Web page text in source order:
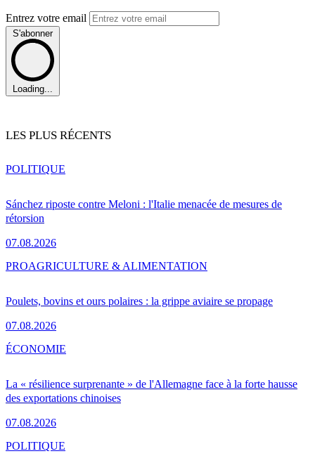
Entrez votre email
S'abonner
Loading...
LES PLUS RÉCENTS
Sánchez riposte contre Meloni : l'Italie menacée de mesures de
rétorsion
07.08.2026
POLITIQUE
Poulets, bovins et ours polaires : la grippe aviaire se propage
07.08.2026
PROAGRICULTURE & ALIMENTATION
La « résilience surprenante » de l'Allemagne face à la forte hausse
des exportations chinoises
07.08.2026
ÉCONOMIE
POLITIQUE